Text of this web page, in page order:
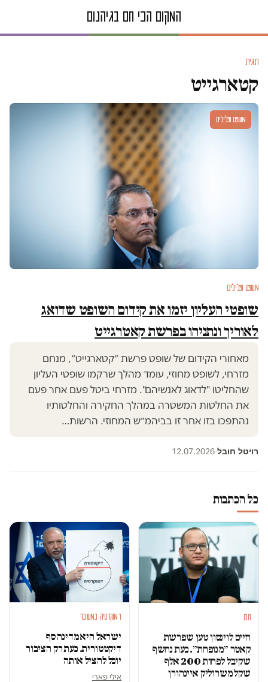
תגית
קטארגייט
משפט ופלילים
משפט ופלילים
שופטי העליון יזמו את קידום השופט שדואג
לאוריך ונתניהו בפרשת קאטרגייט
מאחורי הקידום של שופט פרשת ״קטארגייט״, מנחם
מזרחי, לשופט מחוזי, עומד מהלך שרקמו שופטי העליון
שהחליטו "לדאוג לאנשיהם". מזרחי ביטל פעם אחר פעם
את החלטות המשטרה במהלך החקירה והחלטותיו
נהתפכו בזו אחר זו בביהמ״ש המחוזי. הרשות…
רויטל חובל·
12.07.2026
כל הכתבות
חם
חיים לוינסון טען שפרשת
קאטר ״מנופחת״. כעת נחשף
שקיבל לפחות 200 אלף
שקל משרוליק איינהורן
דמוקרטיה במשבר
ישראל היא מדינה סף
דיקטטורית. כעת רק הציבור
יוכל להציל אותה
אילי פארי